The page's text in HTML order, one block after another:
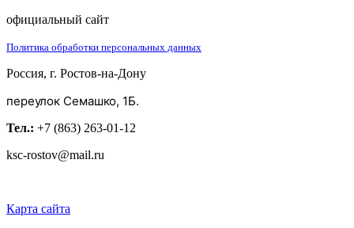
официальный сайт
Политика обработки персональных данных
Россия, г. Ростов-на-Дону
переулок Семашко, 1Б.
Тел.: +7 (863) 263-01-12
ksc-rostov@mail.ru
Карта сайта